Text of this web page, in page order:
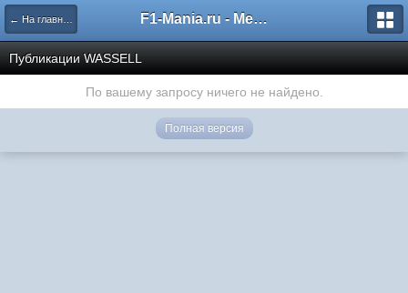
← На главную F1-Mania.ru - Международный чемпионат по симрейсингу
Публикации WASSELL
По вашему запросу ничего не найдено.
Полная версия